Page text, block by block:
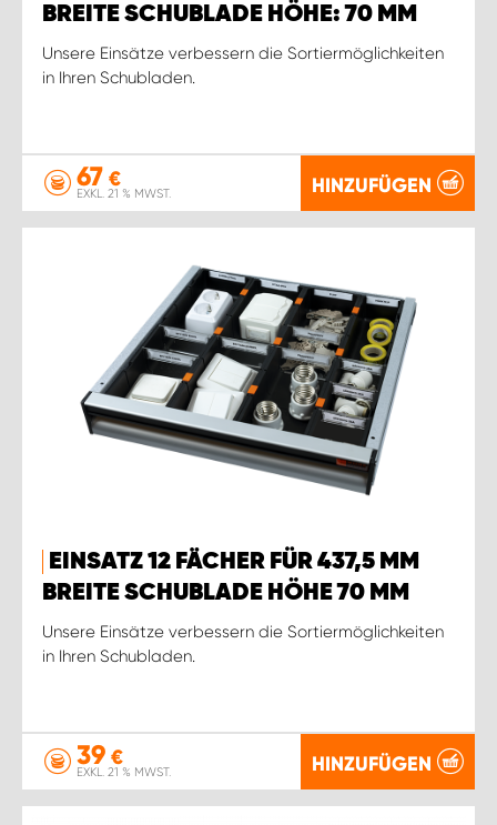
BREITE SCHUBLADE HÖHE: 70 MM
Unsere Einsätze verbessern die Sortiermöglichkeiten
in Ihren Schubladen.
67 €
EXKL. 21 % MWST. HINZUFÜGEN
EINSATZ 12 FÄCHER FÜR 437,5 MM
BREITE SCHUBLADE HÖHE 70 MM
Unsere Einsätze verbessern die Sortiermöglichkeiten
in Ihren Schubladen.
39 €
EXKL. 21 % MWST. HINZUFÜGEN